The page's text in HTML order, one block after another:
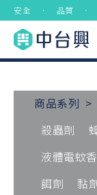
安全 ． 品質 ．
商品系列 >
殺蟲劑
液體電蚊香
餌劑
黏